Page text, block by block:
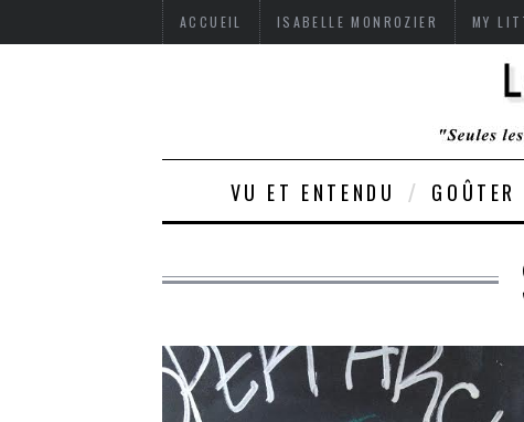
ACCUEIL ISABELLE MONROZIER MY
VU ET ENTENDU GOÛTER